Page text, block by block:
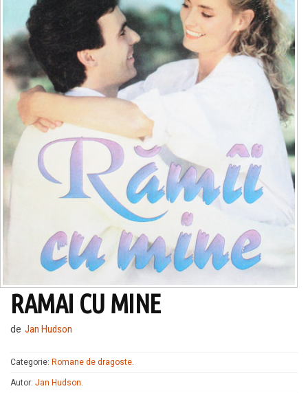
RAMAI CU MINE
de Jan Hudson
Categorie: Romane de dragoste.
Autor: Jan Hudson.